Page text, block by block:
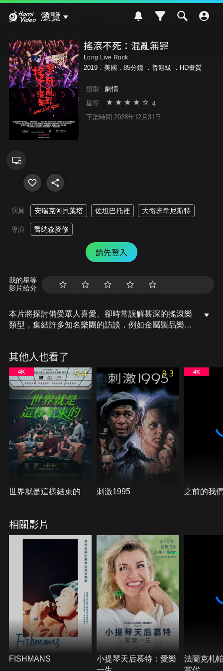
瀏覽
搖滾不死：混亂無罪
Long Live Rock
2019．美國．85分鐘 ． 普遍級 ．HD畫質
類型 劇情
星等 4
下架時間 2028年12月31日
演員 安瑞克阿貝葉塔 佐坦巴托裡 大衛班韋尼斯特
導演 喬納森麥修
請先登入
我的星等
影片給分
本片將探討備受眾人喜愛、卻時常誤解甚深的搖滾樂
類型，集結許多知名樂團的訪談，例如金屬製品樂
滾樂、與粉絲之間的特殊連結、以及搖滾樂文化不可
避談的黑暗面。
其他人也看了
5.4
世界就是這樣結束的
9.3
刺激1995 之前的我
相關影片
FISHMANS
小提琴天后慕特：愛樂
法蘭克札